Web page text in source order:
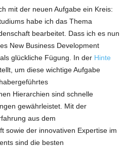
mit der neuen Aufgabe ein Kreis:
habe ich das Thema
bearbeitet. Dass ich es nun
New Business Development
glückliche Fügung. In der Hinte
um diese wichtige Aufgabe
Hierarchien sind schnelle
gewährleistet. Mit der
aus dem
sowie der innovativen Expertise im
sind die besten